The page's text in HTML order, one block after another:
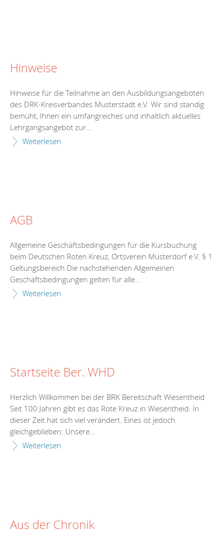
Hinweise
Hinweise für die Teilnahme an den Ausbildungsangeboten
des DRK-Kreisverbandes Musterstadt e.V. Wir sind ständig
bemüht, Ihnen ein umfangreiches und inhaltlich aktuelles
Lehrgangsangebot zur...
Weiterlesen
AGB
Allgemeine Geschäftsbedingungen für die Kursbuchung
beim Deutschen Roten Kreuz, Ortsverein Musterdorf e.V. § 1
Geltungsbereich Die nachstehenden Allgemeinen
Geschäftsbedingungen gelten für alle...
Weiterlesen
Startseite Ber. WHD
Herzlich Willkommen bei der BRK Bereitschaft Wiesentheid
Seit 100 Jahren gibt es das Rote Kreuz in Wiesentheid. In
dieser Zeit hat sich viel verändert. Eines ist jedoch
gleichgeblieben: Unsere...
Weiterlesen
Aus der Chronik